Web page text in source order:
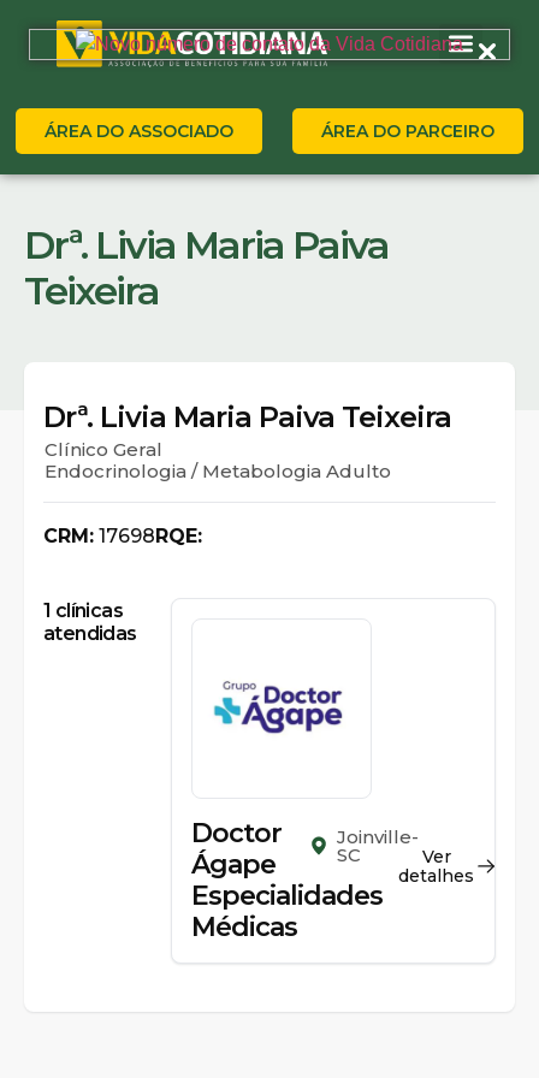
ÁREA DO ASSOCIADO ÁREA DO PARCEIRO
Drª. Livia Maria Paiva
Teixeira
Drª. Livia Maria Paiva Teixeira
Clínico Geral
Endocrinologia / Metabologia Adulto
CRM: 17698RQE:
1 clínicas
atendidas
Doctor
Ágape
Especialidades
Médicas
Joinville-
SC
Ver
detalhes